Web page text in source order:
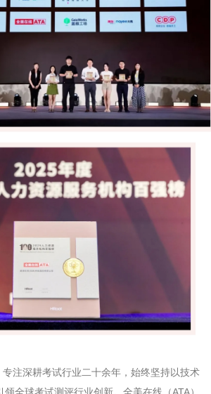
专注深耕考试行业二十余年，始终坚持以技术
领全球考试测评行业创新。全美在线（ATA）